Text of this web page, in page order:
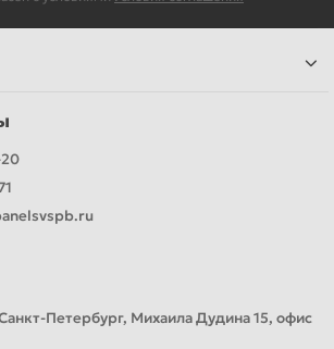
Петербург, Михаила Дудина 15, офис